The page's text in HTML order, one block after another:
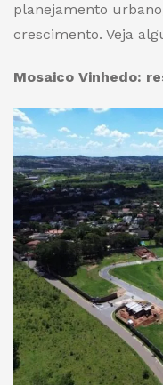
planejamento
crescimento. Veja
Mosaico Vinhedo: